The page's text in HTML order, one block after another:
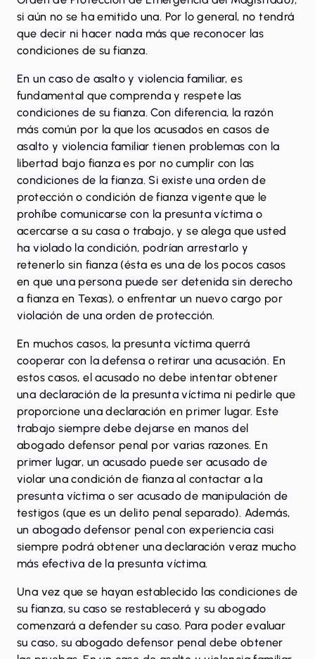
si aún no se ha emitido una. Por lo general, no tendrá
que decir ni hacer nada más que reconocer las
condiciones de su fianza.
En un caso de asalto y violencia familiar, es
fundamental que comprenda y respete las
condiciones de su fianza. Con diferencia, la razón
más común por la que los acusados ​​en casos de
asalto y violencia familiar tienen problemas con la
libertad bajo fianza es por no cumplir con las
condiciones de la fianza. Si existe una orden de
protección o condición de fianza vigente que le
prohíbe comunicarse con la presunta víctima o
acercarse a su casa o trabajo, y se alega que usted
ha violado la condición, podrían arrestarlo y
retenerlo sin fianza (ésta es una de los pocos casos
en que una persona puede ser detenida sin derecho
a fianza en Texas), o enfrentar un nuevo cargo por
violación de una orden de protección.
En muchos casos, la presunta víctima querrá
cooperar con la defensa o retirar una acusación. En
estos casos, el acusado no debe intentar obtener
una declaración de la presunta víctima ni pedirle que
proporcione una declaración en primer lugar. Este
trabajo siempre debe dejarse en manos del
abogado defensor penal por varias razones. En
primer lugar, un acusado puede ser acusado de
violar una condición de fianza al contactar a la
presunta víctima o ser acusado de manipulación de
testigos (que es un delito penal separado). Además,
un abogado defensor penal con experiencia casi
siempre podrá obtener una declaración veraz mucho
más efectiva de la presunta víctima.
Una vez que se hayan establecido las condiciones de
su fianza, su caso se restablecerá y su abogado
comenzará a defender su caso. Para poder evaluar
su caso, su abogado defensor penal debe obtener